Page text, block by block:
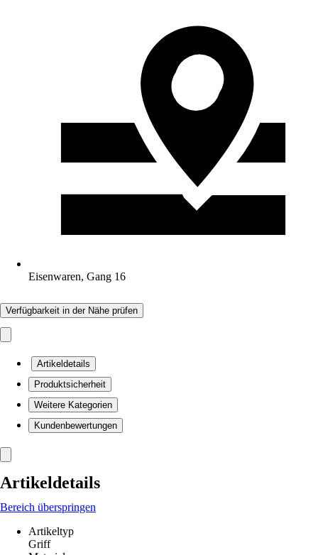
Eisenwaren, Gang 16
Verfügbarkeit in der Nähe prüfen
Artikeldetails
Produktsicherheit
Weitere Kategorien
Kundenbewertungen
Artikeldetails
Bereich überspringen
Artikeltyp
Griff